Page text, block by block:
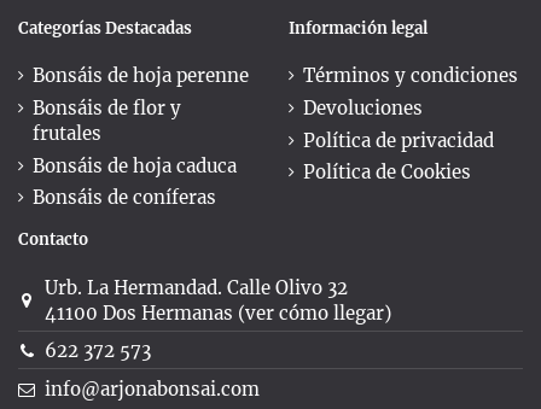
Categorías Destacadas
Bonsáis de hoja perenne
Bonsáis de flor y
frutales
Bonsáis de hoja caduca
Bonsáis de coníferas
Información legal
Términos y condiciones
Devoluciones
Política de privacidad
Política de Cookies
Contacto
Urb. La Hermandad. Calle Olivo 32
41100 Dos Hermanas (ver cómo llegar)
622 372 573
info@arjonabonsai.com